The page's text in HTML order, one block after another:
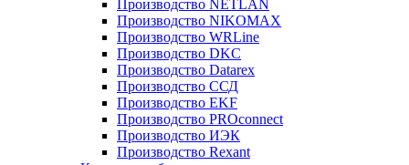
Производство NETLAN
Производство NIKOMAX
Производство WRLine
Производство DKC
Производство Datarex
Производство ССД
Производство EKF
Производство PROconnect
Производство ИЭК
Производство Rexant